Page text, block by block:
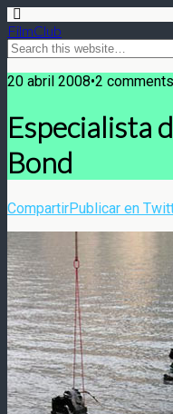
FilmClub
20 abril 2008•2 comments
Especialista
Bond
CompartirPublicar en